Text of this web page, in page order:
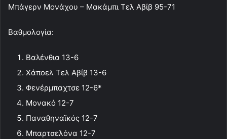
Μπάγερν Μονάχου – Μακάμπι Τελ Αβίβ 95-71
Βαθμολογία:
Βαλένθια 13-6
Χάποελ Τελ Αβίβ 13-6
Φενέρμπαχτσε 12-6*
Μονακό 12-7
Παναθηναϊκός 12-7
Μπαρτσελόνα 12-7